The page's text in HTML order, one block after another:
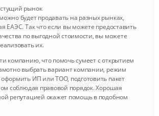
рынок
будет продавать на разных рынках,
ЕАЭС. Так что если вы можете предоставить
по выгодной стоимости, вы можете
их.
компанию, что помочь сумеет с открытием
выбрать вариант компании, режим
ИП или ТОО, подготовить пакет
соблюдая правовой порядок. Хорошая
репутацией окажет помощь в подобном